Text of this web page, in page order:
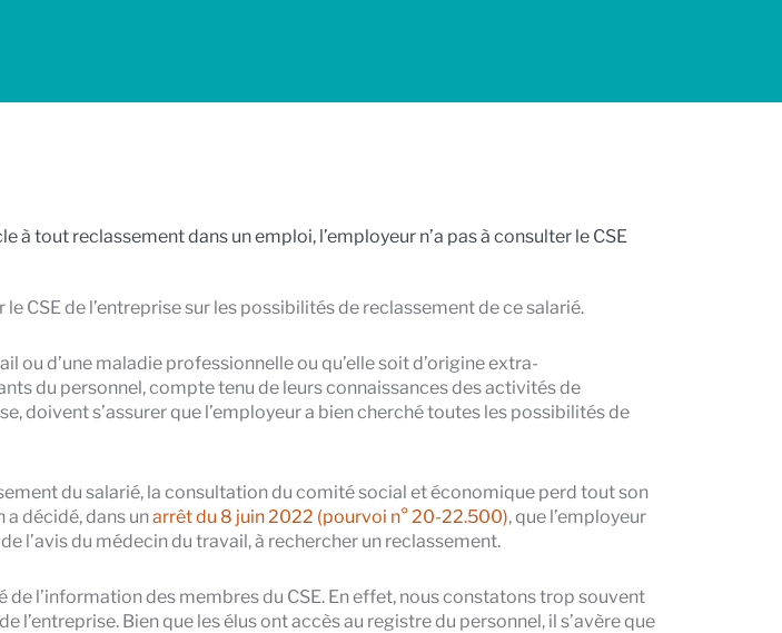
tout reclassement dans un emploi, l’employeur n’a pas à consulter le CSE
CSE de l’entreprise sur les possibilités de reclassement de ce salarié.
ou d’une maladie professionnelle ou qu’elle soit d’origine extra-
du personnel, compte tenu de leurs connaissances des activités de
doivent s’assurer que l’employeur a bien cherché toutes les possibilités de
du salarié, la consultation du comité social et économique perd tout son
a décidé, dans unarrêt du 8 juin 2022 (pourvoi n° 20-22.500), que l’employeur
l’avis du médecin du travail, à rechercher un reclassement.
l’information des membres du CSE. En effet, nous constatons trop souvent
Bien que les élus ont accès au registre du personnel, il s’avère que